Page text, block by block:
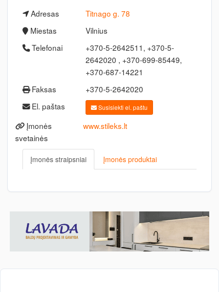
Adresas
Titnago g. 78
Miestas
Vilnius
Telefonai
+370-5-2642511, +370-5-
2642020 , +370-699-85449,
+370-687-14221
Faksas
+370-5-2642020
El. paštas
Susisiekti el. paštu
Įmonės
svetainės
www.stileks.lt
Įmonės straipsniai Įmonės produktai